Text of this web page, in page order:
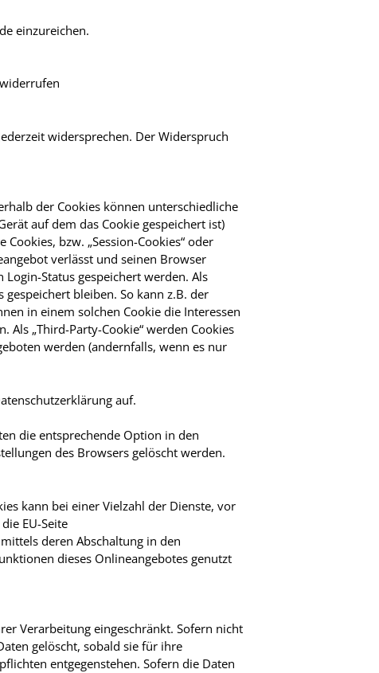
einzureichen.
widersprechen. Der Widerspruch
der Cookies können unterschiedliche
auf dem das Cookie gespeichert ist)
bzw. „Session-Cookies“ oder
verlässt und seinen Browser
Status gespeichert werden. Als
gespeichert bleiben. So kann z.B. der
in einem solchen Cookie die Interessen
„Third-Party-Cookie“ werden Cookies
werden (andernfalls, wenn es nur
auf.
die entsprechende Option in den
des Browsers gelöscht werden.
kann bei einer Vielzahl der Dienste, vor
EU-Seite
deren Abschaltung in den
dieses Onlineangebotes genutzt
Verarbeitung eingeschränkt. Sofern nicht
gelöscht, sobald sie für ihre
entgegenstehen. Sofern die Daten